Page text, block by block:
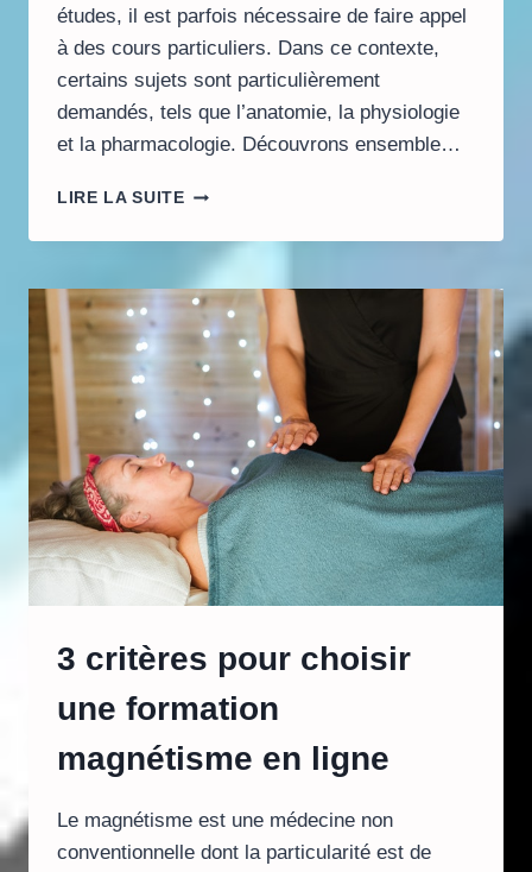
études, il est parfois nécessaire de faire appel
à des cours particuliers. Dans ce contexte,
certains sujets sont particulièrement
demandés, tels que l’anatomie, la physiologie
et la pharmacologie. Découvrons ensemble…
LIRE LA SUITELES
INCONTOURNABLES
LES
COURS
PARTICULIERS
DE
MÉDECINE
3 critères pour choisir
une formation
magnétisme en ligne
Le magnétisme est une médecine non
conventionnelle dont la particularité est de